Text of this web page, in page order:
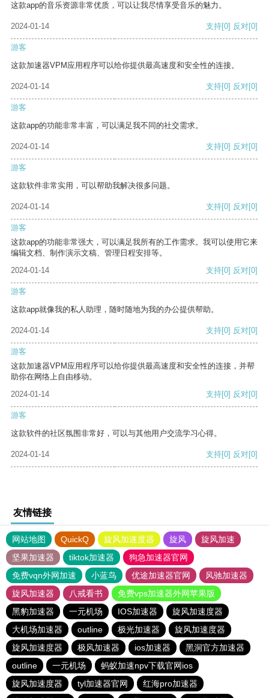
这款app的音乐资源非常优质，可以让我尽情享受音乐的魅力。
2024-01-14 支持[0] 反对[0]
游客
这款加速器VPM应用程序可以给你提供最高速度和安全性的连接。
2024-01-14 支持[0] 反对[0]
游客
这款app的功能非常丰富，可以满足我不同的社交需求。
2024-01-14 支持[0] 反对[0]
游客
这款软件非常实用，可以帮助我解决很多问题。
2024-01-14 支持[0] 反对[0]
游客
这款app的功能非常强大，可以满足我所有的工作需求。我可以使用它来
编辑文档、制作演示文稿、管理日程安排等。
2024-01-14
支持[0] 反对[0]
游客
这款app就像我的私人助理，随时随地为我的办公提供帮助。
2024-01-14 支持[0] 反对[0]
游客
这款加速器VPM应用程序可以给你提供最高速度和安全性的连接，并帮
助你在网络上自由移动。
2024-01-14
支持[0] 反对[0]
游客
这款软件的社区氛围非常好，可以与其他用户交流学习心得。
2024-01-14 支持[0] 反对[0]
友情链接
网站地图 QuickQ 旋风加速度器 旋风
旋风加速
坚果加速器
tiktok加速器
狗急加速器官网
免费vqn外网加速
小蓝鸟 优途加速器官网
风驰加速器
旋风加速器
八戒看书
免费vps加速器外网苹果版
黑豹加速器
一元机场 IOS加速器
旋风加速度器
大机场加速器
outline 极光加速器
旋风加速度器
旋风加速度器
极风加速器 ios加速器
黑洞官方加速器
outline
一元机场
蚂蚁加速npv下载官网ios
旋风加速度器
tyl加速器官网
红海pro加速器